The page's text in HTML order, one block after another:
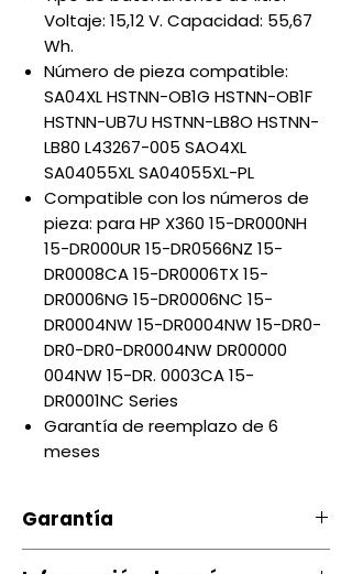
Voltaje: 15,12 V. Capacidad: 55,67
Wh.
Número de pieza compatible:
SA04XL HSTNN-OB1G HSTNN-OB1F
HSTNN-UB7U HSTNN-LB8O HSTNN-
LB80 L43267-005 SAO4XL
SA04055XL SA04055XL-PL
Compatible con los números de
pieza: para HP X360 15-DR000NH
15-DR000UR 15-DR0566NZ 15-
DR0008CA 15-DR0006TX 15-
DR0006NG 15-DR0006NC 15-
DR0004NW 15-DR0004NW 15-DR0-
DR0-DR0-DR0004NW DR00000
004NW 15-DR. 0003CA 15-
DR0001NC Series
Garantía de reemplazo de 6
meses
Garantía
Nuestro producto cuenta con u